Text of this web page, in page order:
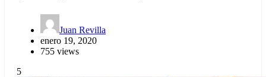
Juan Revilla
enero 19, 2020
755 views
5